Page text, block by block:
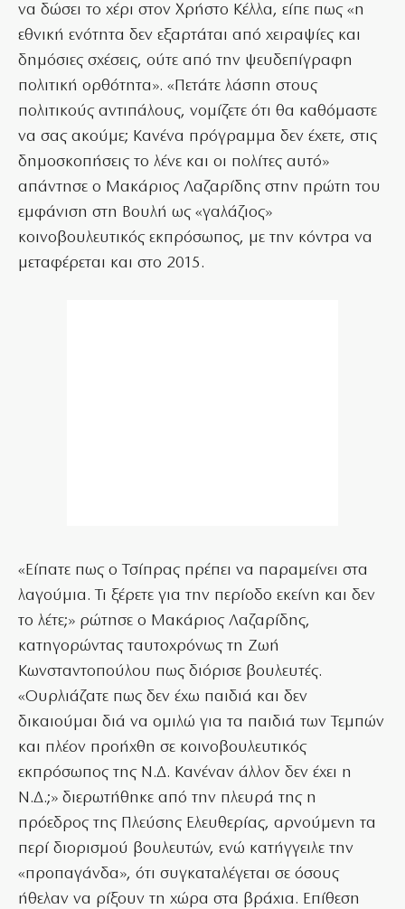
να δώσει το χέρι στον Χρήστο Κέλλα, είπε πως «η
εθνική ενότητα δεν εξαρτάται από χειραψίες και
δημόσιες σχέσεις, ούτε από την ψευδεπίγραφη
πολιτική ορθότητα». «Πετάτε λάσπη στους
πολιτικούς αντιπάλους, νομίζετε ότι θα καθόμαστε
να σας ακούμε; Κανένα πρόγραμμα δεν έχετε, στις
δημοσκοπήσεις το λένε και οι πολίτες αυτό»
απάντησε ο Μακάριος Λαζαρίδης στην πρώτη του
εμφάνιση στη Βουλή ως «γαλάζιος»
κοινοβουλευτικός εκπρόσωπος, με την κόντρα να
μεταφέρεται και στο 2015.
«Είπατε πως ο Τσίπρας πρέπει να παραμείνει στα
λαγούμια. Τι ξέρετε για την περίοδο εκείνη και δεν
το λέτε;» ρώτησε ο Μακάριος Λαζαρίδης,
κατηγορώντας ταυτοχρόνως τη Ζωή
Κωνσταντοπούλου πως διόρισε βουλευτές.
«Ουρλιάζατε πως δεν έχω παιδιά και δεν
δικαιούμαι διά να ομιλώ για τα παιδιά των Τεμπών
και πλέον προήχθη σε κοινοβουλευτικός
εκπρόσωπος της Ν.Δ. Κανέναν άλλον δεν έχει η
Ν.Δ.;» διερωτήθηκε από την πλευρά της η
πρόεδρος της Πλεύσης Ελευθερίας, αρνούμενη τα
περί διορισμού βουλευτών, ενώ κατήγγειλε την
«προπαγάνδα», ότι συγκαταλέγεται σε όσους
ήθελαν να ρίξουν τη χώρα στα βράχια. Επίθεση